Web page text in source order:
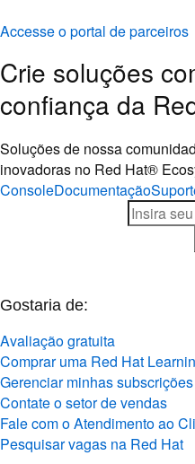
Accesse o portal de parceiros
Crie soluções
confiança da
Soluções de nossa
inovadoras no Red Hat®
ConsoleDocumentação
Gostaria de:
Avaliação gratuita
Comprar uma Red Hat
Gerenciar minhas subscrições
Contate o setor de vendas
Fale com o Atendimento ao
Pesquisar vagas na Red Hat